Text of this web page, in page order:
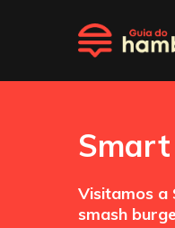
Visitamos a
smash